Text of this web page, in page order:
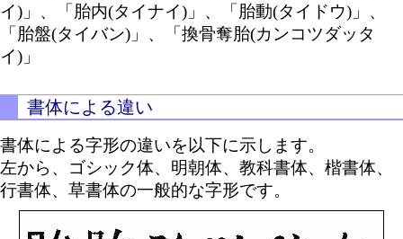
イ)」、「胎内(タイナイ)」、「胎動(タイドウ)」、
「胎盤(タイバン)」、「換骨奪胎(カンコツダッタ
イ)」
書体による違い
書体による字形の違いを以下に示します。
左から、ゴシック体、明朝体、教科書体、楷書体、
行書体、草書体の一般的な字形です。